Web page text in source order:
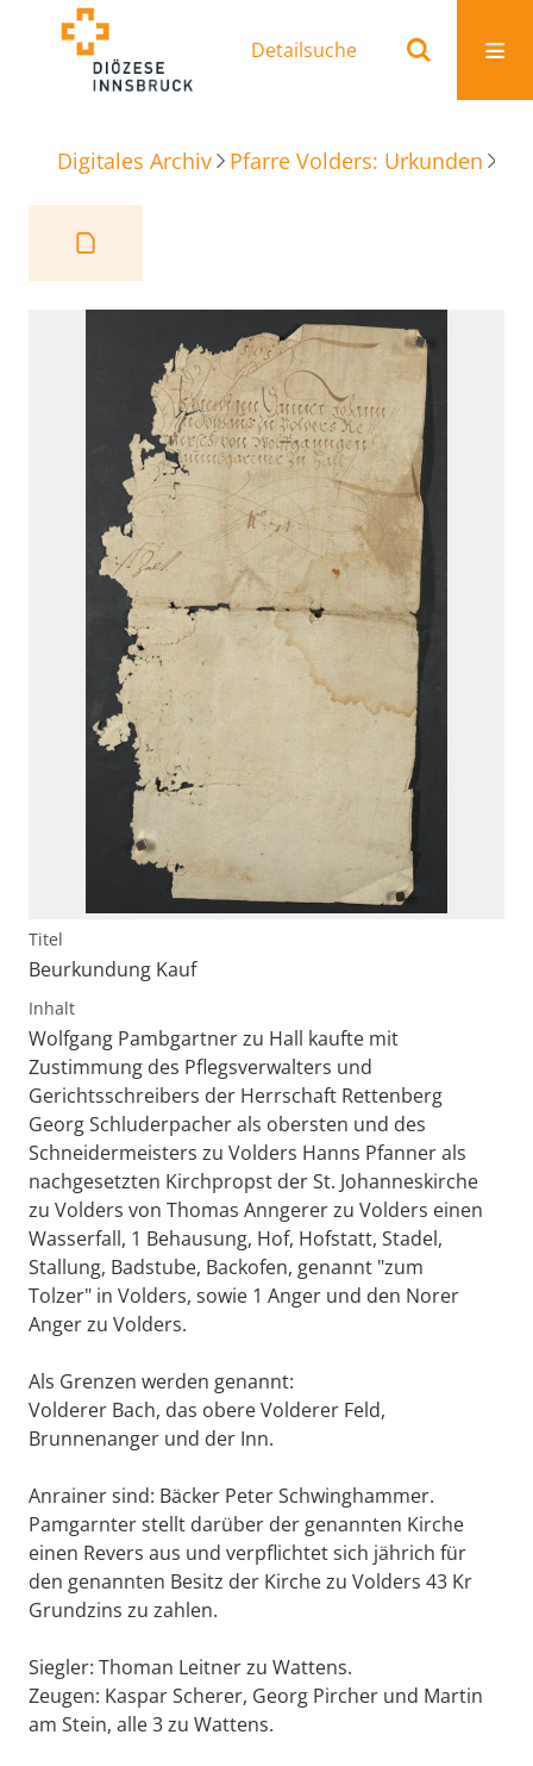
Detailsuche
Digitales Archiv Pfarre Volders: Urkunden
Titel
Beurkundung Kauf
Inhalt
Wolfgang Pambgartner zu Hall kaufte mit
Zustimmung des Pflegsverwalters und
Gerichtsschreibers der Herrschaft Rettenberg
Georg Schluderpacher als obersten und des
Schneidermeisters zu Volders Hanns Pfanner als
nachgesetzten Kirchpropst der St. Johanneskirche
zu Volders von Thomas Anngerer zu Volders einen
Wasserfall, 1 Behausung, Hof, Hofstatt, Stadel,
Stallung, Badstube, Backofen, genannt "zum
Tolzer" in Volders, sowie 1 Anger und den Norer
Anger zu Volders.
Als Grenzen werden genannt:
Volderer Bach, das obere Volderer Feld,
Brunnenanger und der Inn.
Anrainer sind: Bäcker Peter Schwinghammer.
Pamgarnter stellt darüber der genannten Kirche
einen Revers aus und verpflichtet sich jährich für
den genannten Besitz der Kirche zu Volders 43 Kr
Grundzins zu zahlen.
Siegler: Thoman Leitner zu Wattens.
Zeugen: Kaspar Scherer, Georg Pircher und Martin
am Stein, alle 3 zu Wattens.